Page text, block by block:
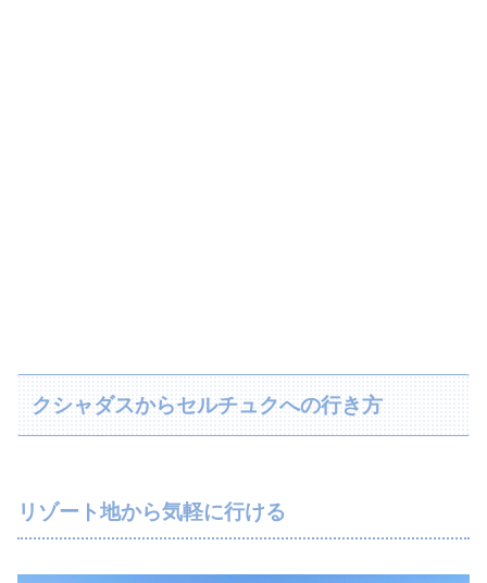
クシャダスからセルチュクへの行き方
リゾート地から気軽に行ける